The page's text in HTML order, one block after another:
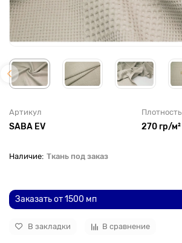
Артикул
SABA EV
Плотность
270 гр/м²
Ткань под заказ
Заказать от 1500 мп
В закладки В сравнение